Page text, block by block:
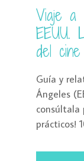
Viaje a
EEUU.
del
Guía y
Ángeles
consúltala
prácticos!